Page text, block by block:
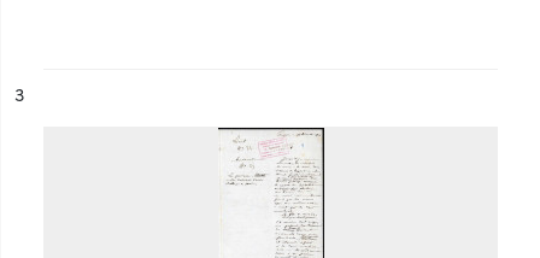
n°
3